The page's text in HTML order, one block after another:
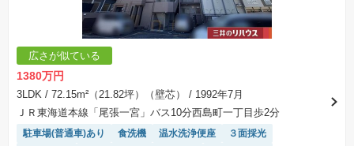
広さが似ている
1380万円
3LDK / 72.15m²（21.82坪）（壁芯）
/ 1992年7月
ＪＲ東海道本線「尾張一宮」バス10分西島町一丁目歩2分
駐車場(普通車)あり 食洗機 温水洗浄便座
３面採光